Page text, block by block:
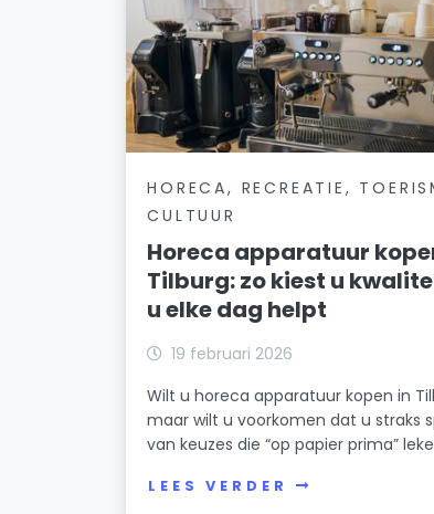
HORECA, RECREATIE,
CULTUUR
Horeca apparatuur
Tilburg: zo kiest u
u elke dag helpt
19 februari 2026
Wilt u horeca apparatuur kopen in
maar wilt u voorkomen dat u straks
van keuzes die “op papier prima”
LEES VERDER